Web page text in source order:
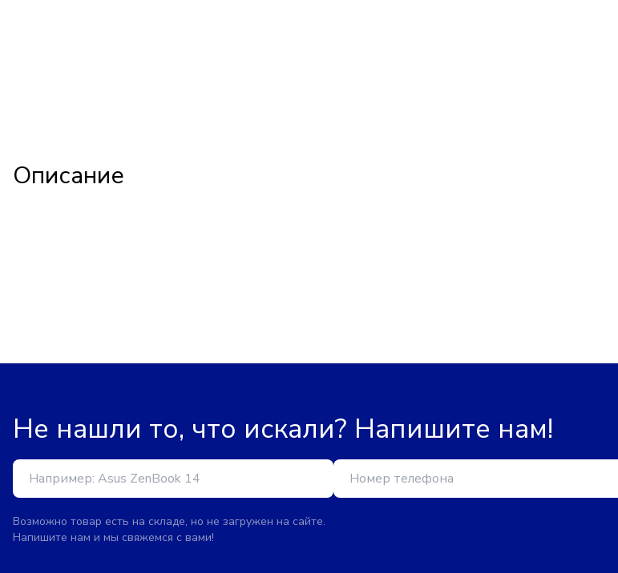
Описание
Не нашли то, что искали? Напишите нам!
Возможно товар есть на складе, но не загружен на сайте.
Напишите нам и мы свяжемся с вами!